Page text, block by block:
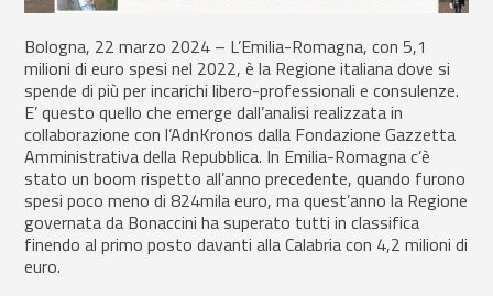
Bologna, 22 marzo 2024 – L’Emilia-Romagna, con 5,1
milioni di euro spesi nel 2022, è la Regione italiana dove si
spende di più per incarichi libero-professionali e consulenze.
E’ questo quello che emerge dall’analisi realizzata in
collaborazione con l’AdnKronos dalla Fondazione Gazzetta
Amministrativa della Repubblica. In Emilia-Romagna c’è
stato un boom rispetto all’anno precedente, quando furono
spesi poco meno di 824mila euro, ma quest’anno la Regione
governata da Bonaccini ha superato tutti in classifica
finendo al primo posto davanti alla Calabria con 4,2 milioni di
euro.